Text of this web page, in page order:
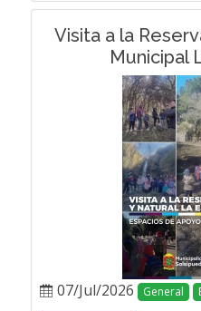
Visita a la
Municipal
07/Jul/2026 General